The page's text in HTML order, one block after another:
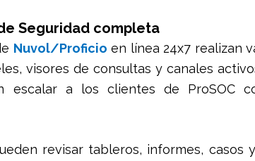
Seguridad completa
Nuvol/Proficio en línea 24x7 realizan
visores de consultas y canales
escalar a los clientes de ProSOC
revisar tableros, informes, casos